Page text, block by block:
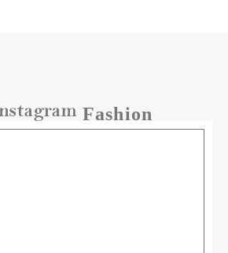
Fashion